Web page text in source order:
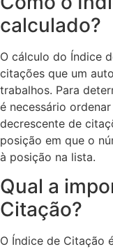
calculado?
O cálculo do Índice
citações que um
trabalhos. Para
é necessário
decrescente de
posição em que o
à posição na lista.
Qual a
Citação?
O Índice de Citação